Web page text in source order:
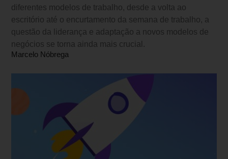
diferentes modelos de trabalho, desde a volta ao
escritório até o encurtamento da semana de trabalho, a
questão da liderança e adaptação a novos modelos de
negócios se torna ainda mais crucial.
Marcelo Nóbrega